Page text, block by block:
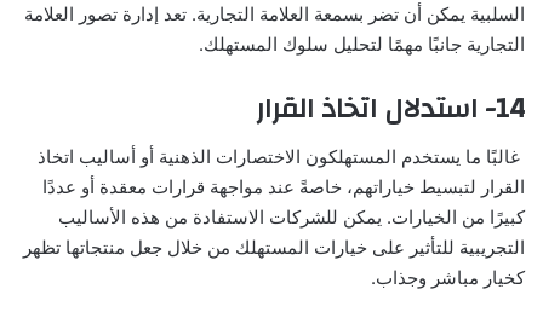
السلبية يمكن أن تضر بسمعة العلامة التجارية. تعد إدارة تصور العلامة
التجارية جانبًا مهمًا لتحليل سلوك المستهلك.
14- استدلال اتخاذ القرار
غالبًا ما يستخدم المستهلكون الاختصارات الذهنية أو أساليب اتخاذ
القرار لتبسيط خياراتهم، خاصةً عند مواجهة قرارات معقدة أو عددًا
كبيرًا من الخيارات. يمكن للشركات الاستفادة من هذه الأساليب
التجريبية للتأثير على خيارات المستهلك من خلال جعل منتجاتها تظهر
كخيار مباشر وجذاب.